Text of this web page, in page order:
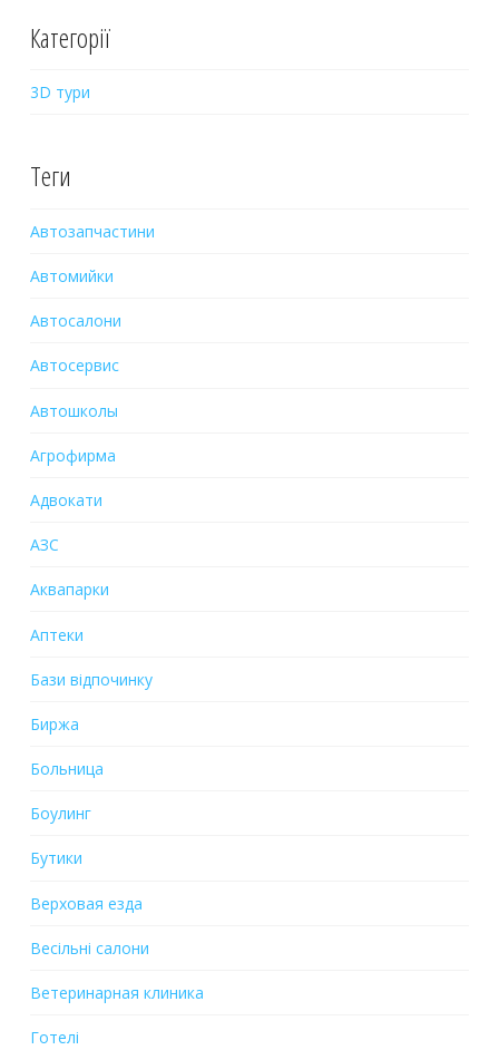
Категорії
3D тури
Теги
Автозапчастини
Автомийки
Автосалони
Автосервис
Автошколы
Агрофирма
Адвокати
АЗС
Аквапарки
Аптеки
Бази відпочинку
Биржа
Больница
Боулинг
Бутики
Верховая езда
Весільні салони
Ветеринарная клиника
Готелі